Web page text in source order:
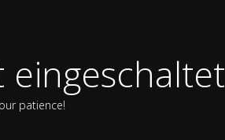
patience!